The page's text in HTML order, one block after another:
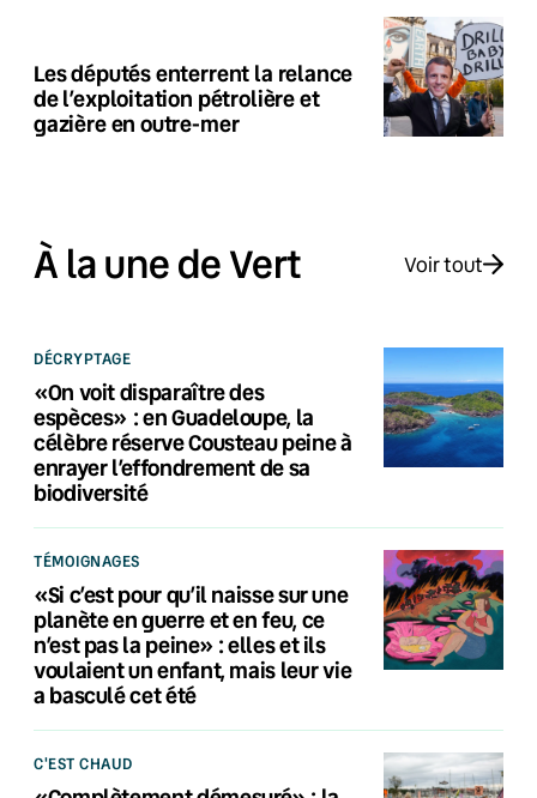
Les députés enterrent la relance
de l’exploitation pétrolière et
gazière en outre-mer
À la une de Vert Voir tout
DÉCRYPTAGE
«On voit disparaître des
espèces» : en Guadeloupe, la
célèbre réserve Cousteau peine à
enrayer l’effondrement de sa
biodiversité
TÉMOIGNAGES
«Si c’est pour qu’il naisse sur une
planète en guerre et en feu, ce
n’est pas la peine» : elles et ils
voulaient un enfant, mais leur vie
a basculé cet été
C'EST CHAUD